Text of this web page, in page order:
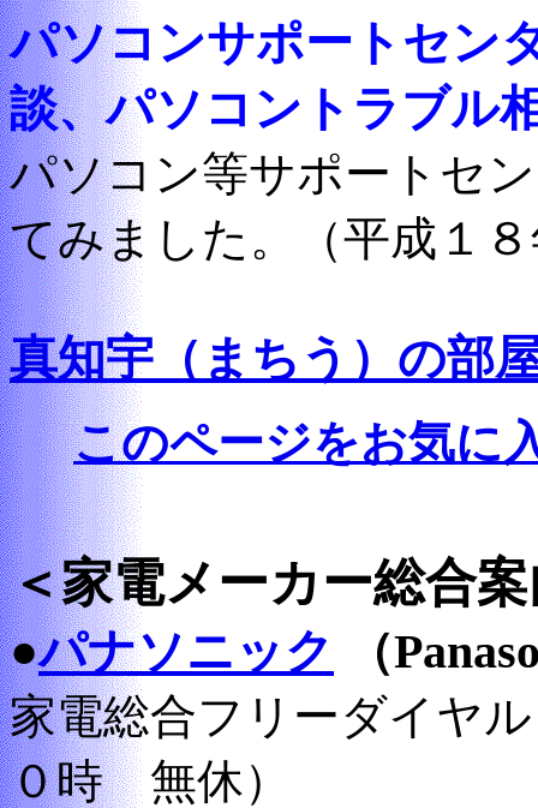
パソコンサポートセン
談、パソコントラブル
パソコン等サポートセ
てみました。（平成１
真知宇（まちう）の部
このページをお気に
＜家電メーカー総合
●パナソニック （
家電総合フリーダイヤ
０時 無休）